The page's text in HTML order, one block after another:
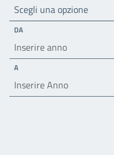
Scegli una opzione
DA
A